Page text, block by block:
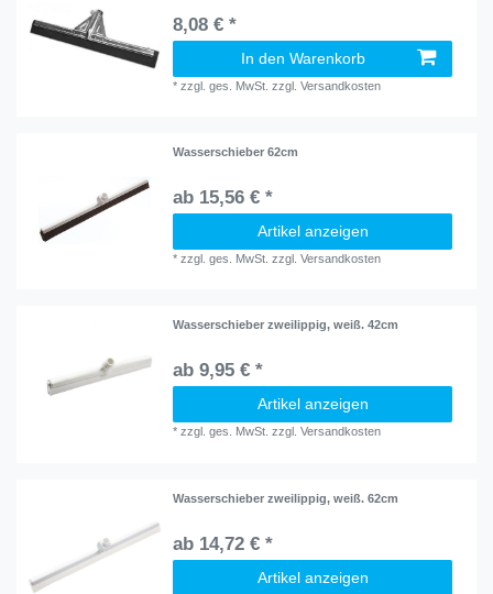
8,08 € *
In den Warenkorb
*zzgl. ges. MwSt. zzgl.Versandkosten
Wasserschieber 62cm
ab 15,56 € *
Artikel anzeigen
*zzgl. ges. MwSt. zzgl.Versandkosten
Wasserschieber zweilippig, weiß. 42cm
ab 9,95 € *
Artikel anzeigen
*zzgl. ges. MwSt. zzgl.Versandkosten
Wasserschieber zweilippig, weiß. 62cm
ab 14,72 € *
Artikel anzeigen